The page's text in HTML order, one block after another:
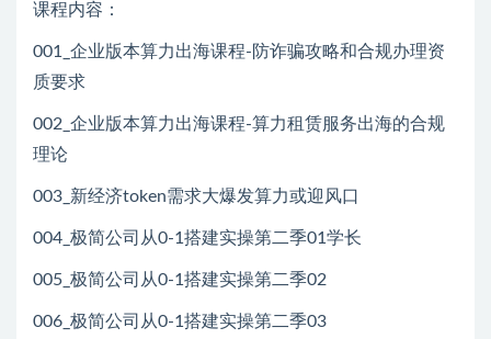
课程内容：
001_企业版本算力出海课程-防诈骗攻略和合规办理资
质要求
002_企业版本算力出海课程-算力租赁服务出海的合规
理论
003_新经济token需求大爆发算力或迎风口
004_极简公司从0-1搭建实操第二季01学长
005_极简公司从0-1搭建实操第二季02
006_极简公司从0-1搭建实操第二季03